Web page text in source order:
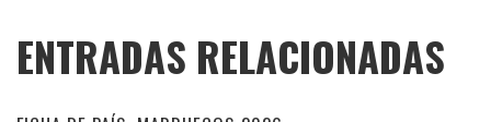
ENTRADAS RELACIONADAS